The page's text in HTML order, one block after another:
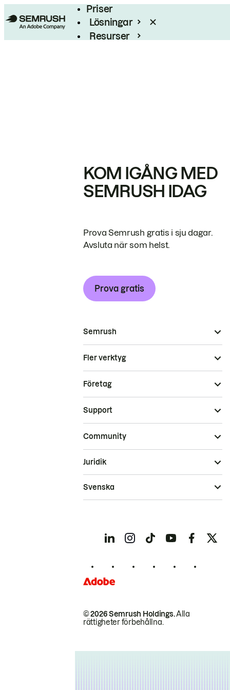
Priser
Lösningar
Resurser
KOM IGÅNG MED
SEMRUSH IDAG
Prova Semrush gratis i sju dagar.
Avsluta när som helst.
Prova gratis
Semrush
Fler verktyg
Företag
Support
Community
© 2026 Semrush Holdings.Alla
rättigheter förbehållna.
Juridik
Svenska